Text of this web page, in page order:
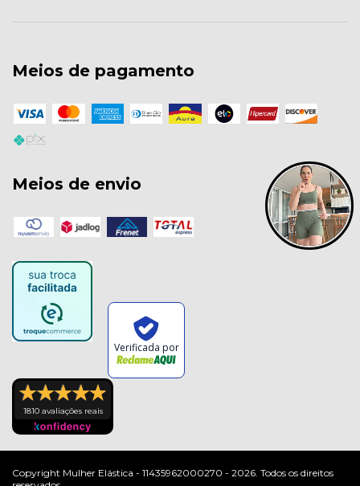
Meios de pagamento
Meios de envio
Verificada por
1810 avaliações reais
Copyright Mulher Elástica - 11435962000270 - 2026. Todos os direitos